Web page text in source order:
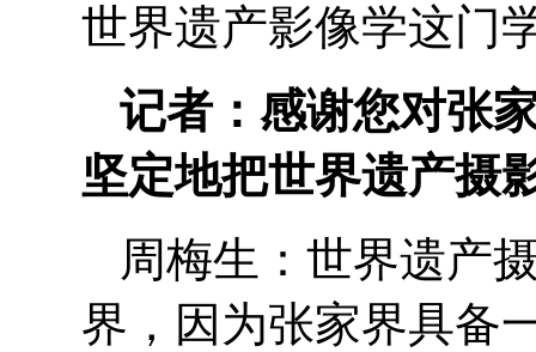
世界遗产影像学这门
记者：感谢您对张
坚定地把世界遗产摄
周梅生：世界遗产
界，因为张家界具备